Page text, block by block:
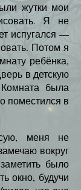
жутки мои
Я не
испугался —
Потом я
ребёнка,
в детскую
была
поместился в
меня не
вокруг
было
окно, будучи